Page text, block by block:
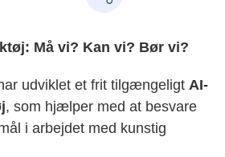
Må vi? Kan vi? Bør vi?
udviklet et frit tilgængeligt AI-
, som hjælper med at besvare
i arbejdet med kunstig